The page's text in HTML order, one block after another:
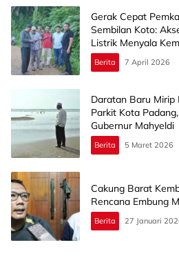
Gerak Cepat
Sembilan Koto:
Listrik Menyala
Berita 7 April 2026
Daratan Baru Mirip
Parkit Kota
Gubernur Mahyeldi
Berita 5 Maret 2026
Cakung Barat
Rencana Embung
Berita 27 Januari